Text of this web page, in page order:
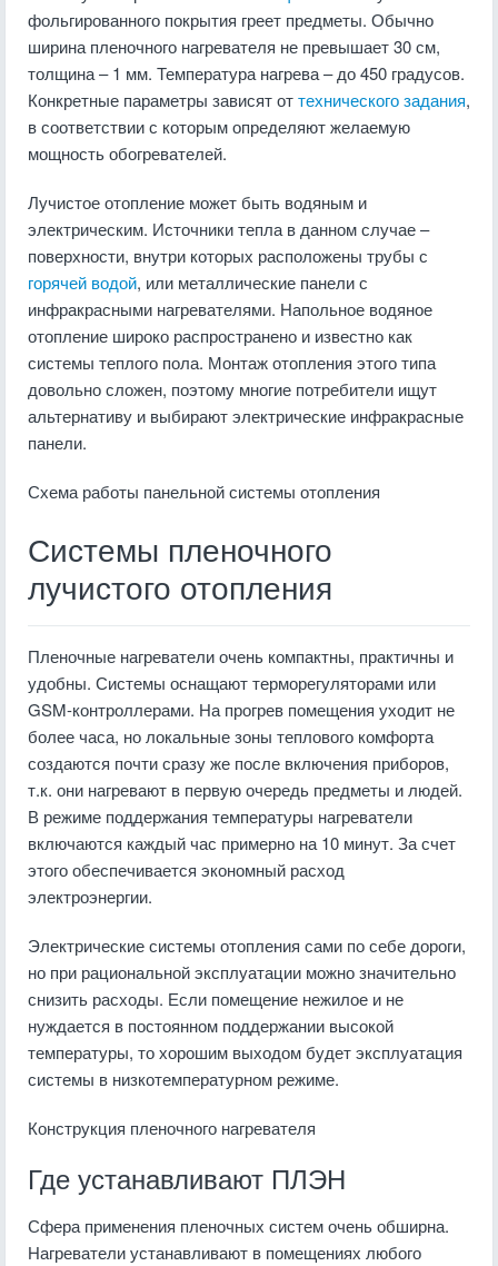
фольгированного покрытия греет предметы. Обычно
ширина пленочного нагревателя не превышает 30 см,
толщина – 1 мм. Температура нагрева – до 450 градусов.
Конкретные параметры зависят оттехнического задания,
в соответствии с которым определяют желаемую
мощность обогревателей.
Лучистое отопление может быть водяным и
электрическим. Источники тепла в данном случае –
поверхности, внутри которых расположены трубы с
горячей водой, или металлические панели с
инфракрасными нагревателями. Напольное водяное
отопление широко распространено и известно как
системы теплого пола. Монтаж отопления этого типа
довольно сложен, поэтому многие потребители ищут
альтернативу и выбирают электрические инфракрасные
панели.
Схема работы панельной системы отопления
Системы пленочного
лучистого отопления
Пленочные нагреватели очень компактны, практичны и
удобны. Системы оснащают терморегуляторами или
GSM-контроллерами. На прогрев помещения уходит не
более часа, но локальные зоны теплового комфорта
создаются почти сразу же после включения приборов,
т.к. они нагревают в первую очередь предметы и людей.
В режиме поддержания температуры нагреватели
включаются каждый час примерно на 10 минут. За счет
этого обеспечивается экономный расход
электроэнергии.
Электрические системы отопления сами по себе дороги,
но при рациональной эксплуатации можно значительно
снизить расходы. Если помещение нежилое и не
нуждается в постоянном поддержании высокой
температуры, то хорошим выходом будет эксплуатация
системы в низкотемпературном режиме.
Конструкция пленочного нагревателя
Где устанавливают ПЛЭН
Сфера применения пленочных систем очень обширна.
Нагреватели устанавливают в помещениях любого